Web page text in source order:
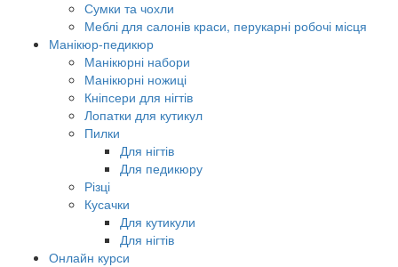
Сумки та чохли
Меблі для салонів краси, перукарні робочі місця
Манікюр-педикюр
Манікюрні набори
Манікюрні ножиці
Кніпсери для нігтів
Лопатки для кутикул
Пилки
Для нігтів
Для педикюру
Різці
Кусачки
Для кутикули
Для нігтів
Онлайн курси